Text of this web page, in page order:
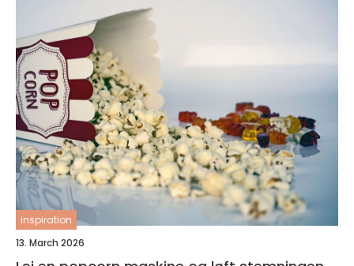
inspiration
13. March 2026